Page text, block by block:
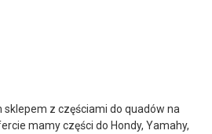
z częściami do quadów na
mamy części do Hondy, Yamahy,